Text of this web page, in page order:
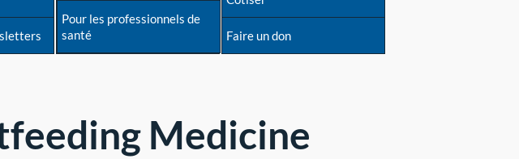
Pour les professionnels de
santé
Faire un don
Medicine